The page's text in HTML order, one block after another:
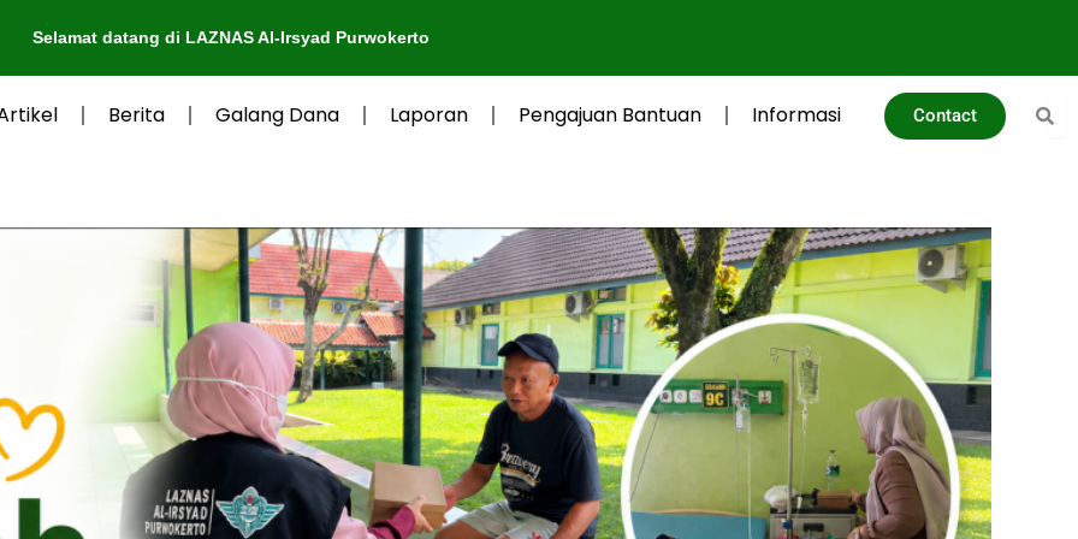
LAZNAS Al-Irsyad Purwokerto
Berita Galang Dana Laporan Pengajuan Bantuan Informasi Contact